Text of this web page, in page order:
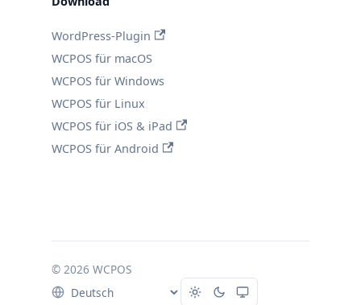
WordPress-Plugin
WCPOS für macOS
WCPOS für Windows
WCPOS für Linux
WCPOS für iOS & iPad
WCPOS für Android
© 2026 WCPOS